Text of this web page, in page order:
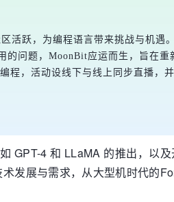
跃，为编程语言带来挑战与机遇
问题，MoonBit应运而生，旨在
，活动设线下与线上同步直播，
GPT-4 和 LLaMA 的推出，以
发展与需求，从大型机时代的